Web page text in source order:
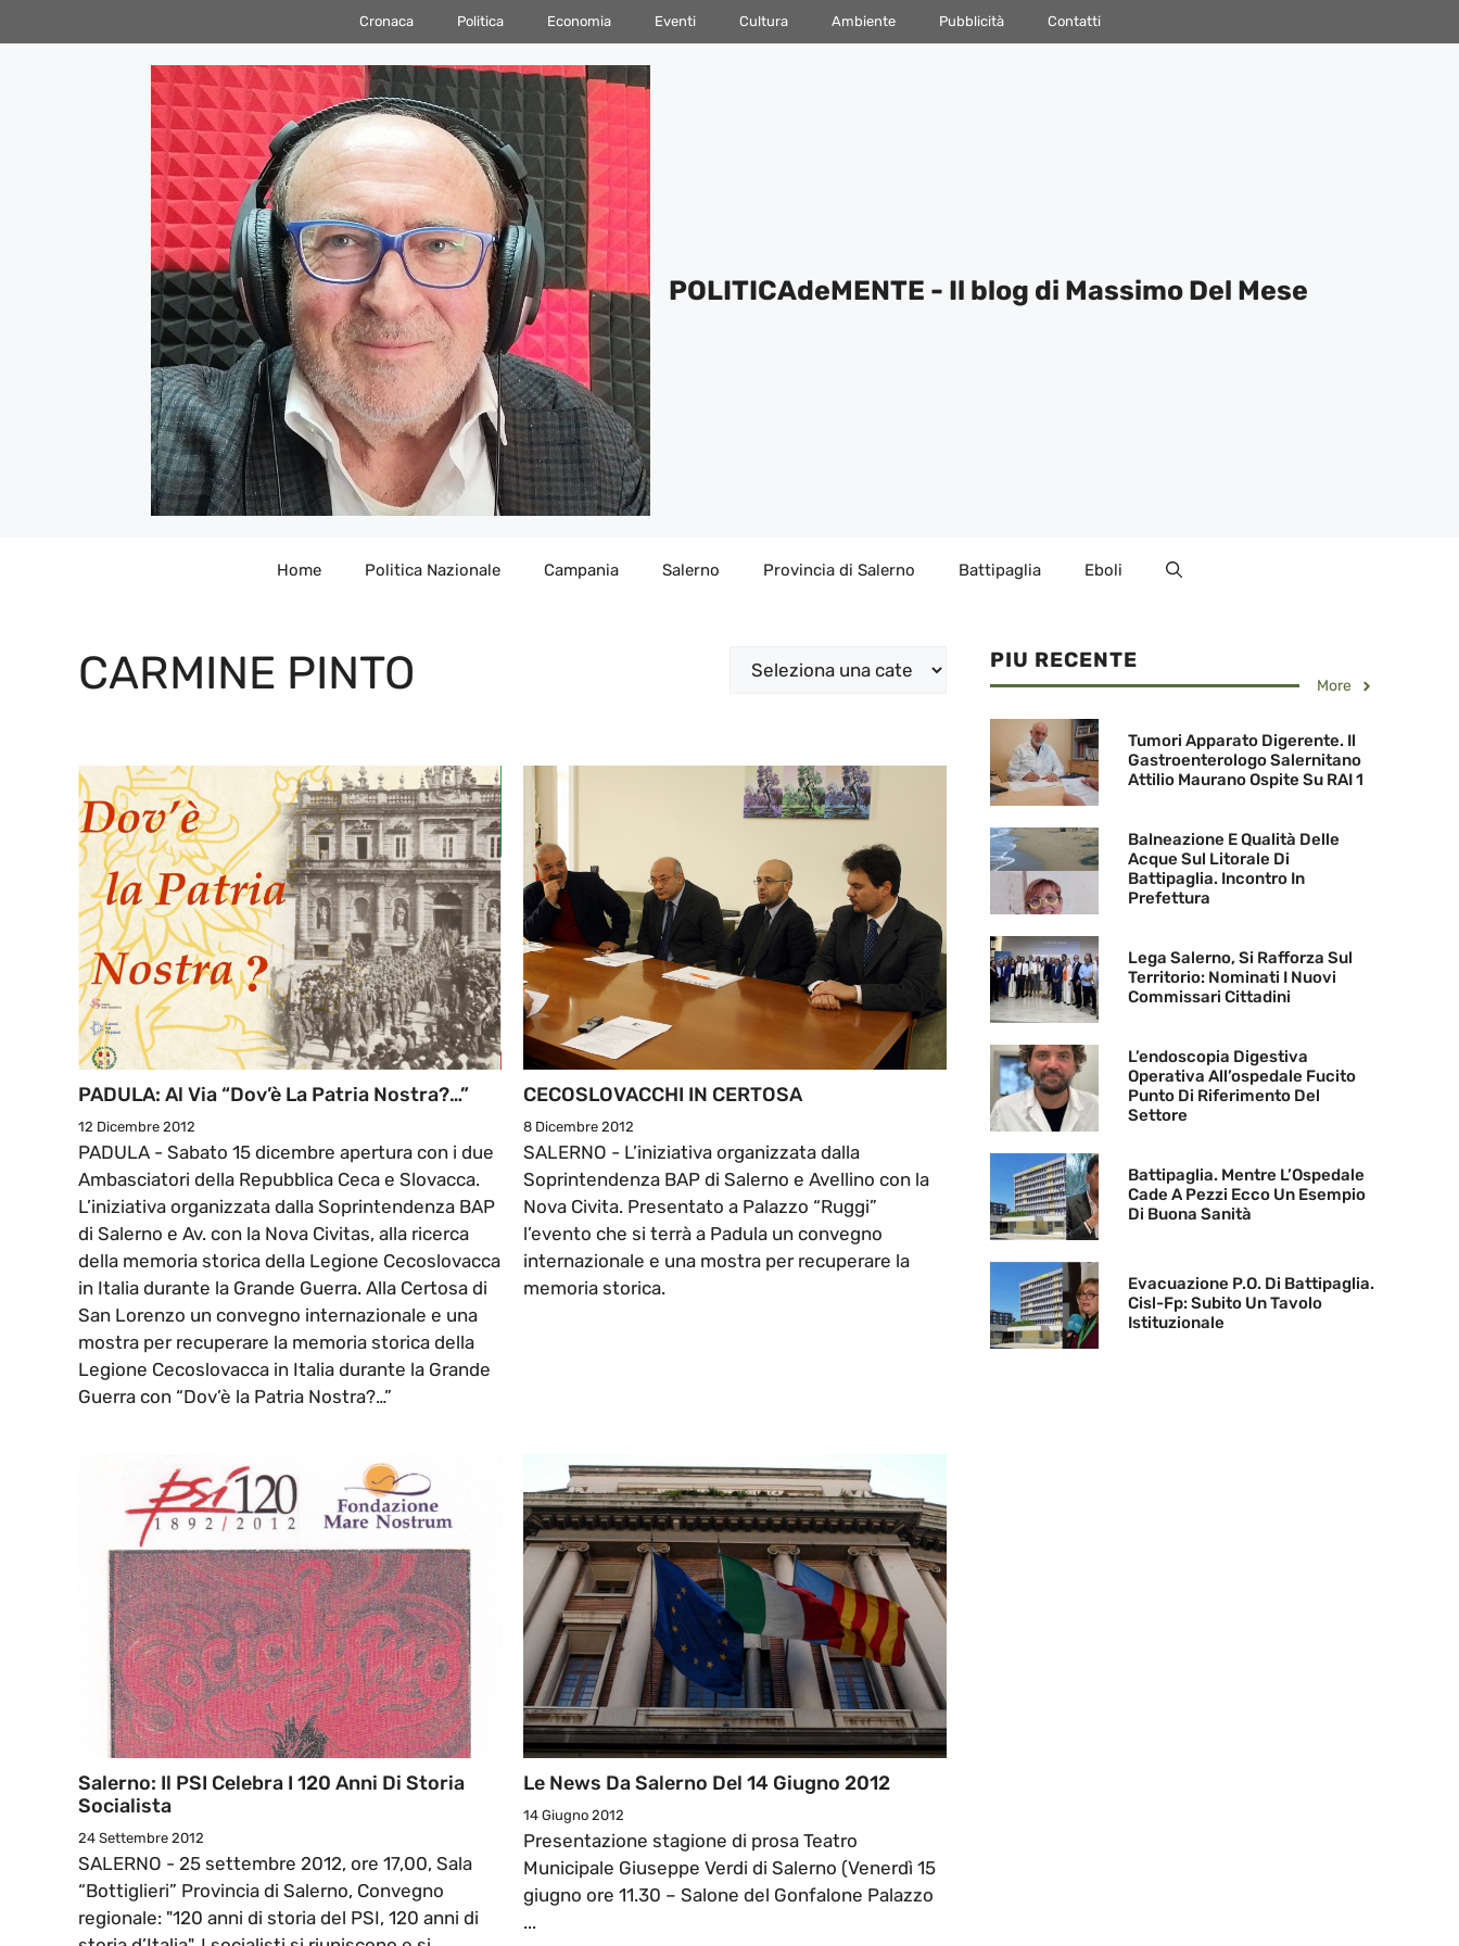
al
Cronaca Politica Economia Eventi Cultura Ambiente Pubblicità Contatti
POLITICAdeMENTE - Il blog di Massimo Del Mese
Home Politica Nazionale Campania Salerno Provincia di Salerno Battipaglia Eboli
CARMINE PINTO Categorie
PADULA: Al Via “Dov’è La Patria Nostra?…”
12 Dicembre 2012
PADULA - Sabato 15 dicembre apertura con i due
Ambasciatori della Repubblica Ceca e Slovacca.
L’iniziativa organizzata dalla Soprintendenza BAP
di Salerno e Av. con la Nova Civitas, alla ricerca
della memoria storica della Legione Cecoslovacca
in Italia durante la Grande Guerra. Alla Certosa di
San Lorenzo un convegno internazionale e una
mostra per recuperare la memoria storica della
Legione Cecoslovacca in Italia durante la Grande
Guerra con “Dov’è la Patria Nostra?…”
CECOSLOVACCHI IN CERTOSA
8 Dicembre 2012
SALERNO - L’iniziativa organizzata dalla
Soprintendenza BAP di Salerno e Avellino con la
Nova Civita. Presentato a Palazzo “Ruggi”
l’evento che si terrà a Padula un convegno
internazionale e una mostra per recuperare la
memoria storica.
Salerno: Il PSI Celebra I 120 Anni Di Storia
Socialista
24 Settembre 2012
SALERNO - 25 settembre 2012, ore 17,00, Sala
“Bottiglieri” Provincia di Salerno, Convegno
regionale: "120 anni di storia del PSI, 120 anni di
Le News Da Salerno Del 14 Giugno 2012
14 Giugno 2012
Presentazione stagione di prosa Teatro
Municipale Giuseppe Verdi di Salerno (Venerdì 15
giugno ore 11.30 – Salone del Gonfalone Palazzo
...
PIU RECENTE
More
Tumori Apparato Digerente. Il
Gastroenterologo Salernitano
Attilio Maurano Ospite Su RAI 1
Balneazione E Qualità Delle
Acque Sul Litorale Di
Battipaglia. Incontro In
Prefettura
Lega Salerno, Si Rafforza Sul
Territorio: Nominati I Nuovi
Commissari Cittadini
L’endoscopia Digestiva
Operativa All’ospedale Fucito
Punto Di Riferimento Del
Settore
Battipaglia. Mentre L’Ospedale
Cade A Pezzi Ecco Un Esempio
Di Buona Sanità
Evacuazione P.O. Di Battipaglia.
Cisl-Fp: Subito Un Tavolo
Istituzionale